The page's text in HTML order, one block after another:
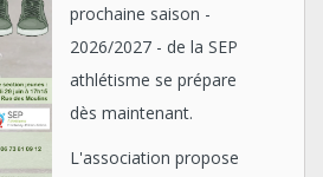
prochaine saison -
2026/2027 - de la SEP
athlétisme se prépare
dès maintenant.
L'association propose